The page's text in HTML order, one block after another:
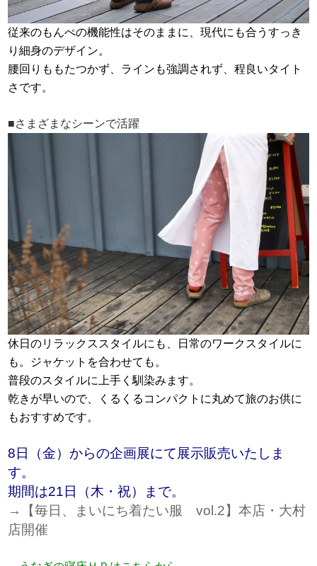
従来のもんぺの機能性はそのままに、現代にも合うすっき
り細身のデザイン。
腰回りももたつかず、ラインも強調されず、程良いタイト
さです。
■さまざまなシーンで活躍
休日のリラックススタイルにも、日常のワークスタイルに
も。ジャケットを合わせても。
普段のスタイルに上手く馴染みます。
乾きが早いので、くるくるコンパクトに丸めて旅のお供に
もおすすめです。
8日（金）からの企画展にて展示販売いたしま
す。
期間は21日（木・祝）まで。
→【毎日、まいにち着たい服 vol.2】本店・大村
店開催